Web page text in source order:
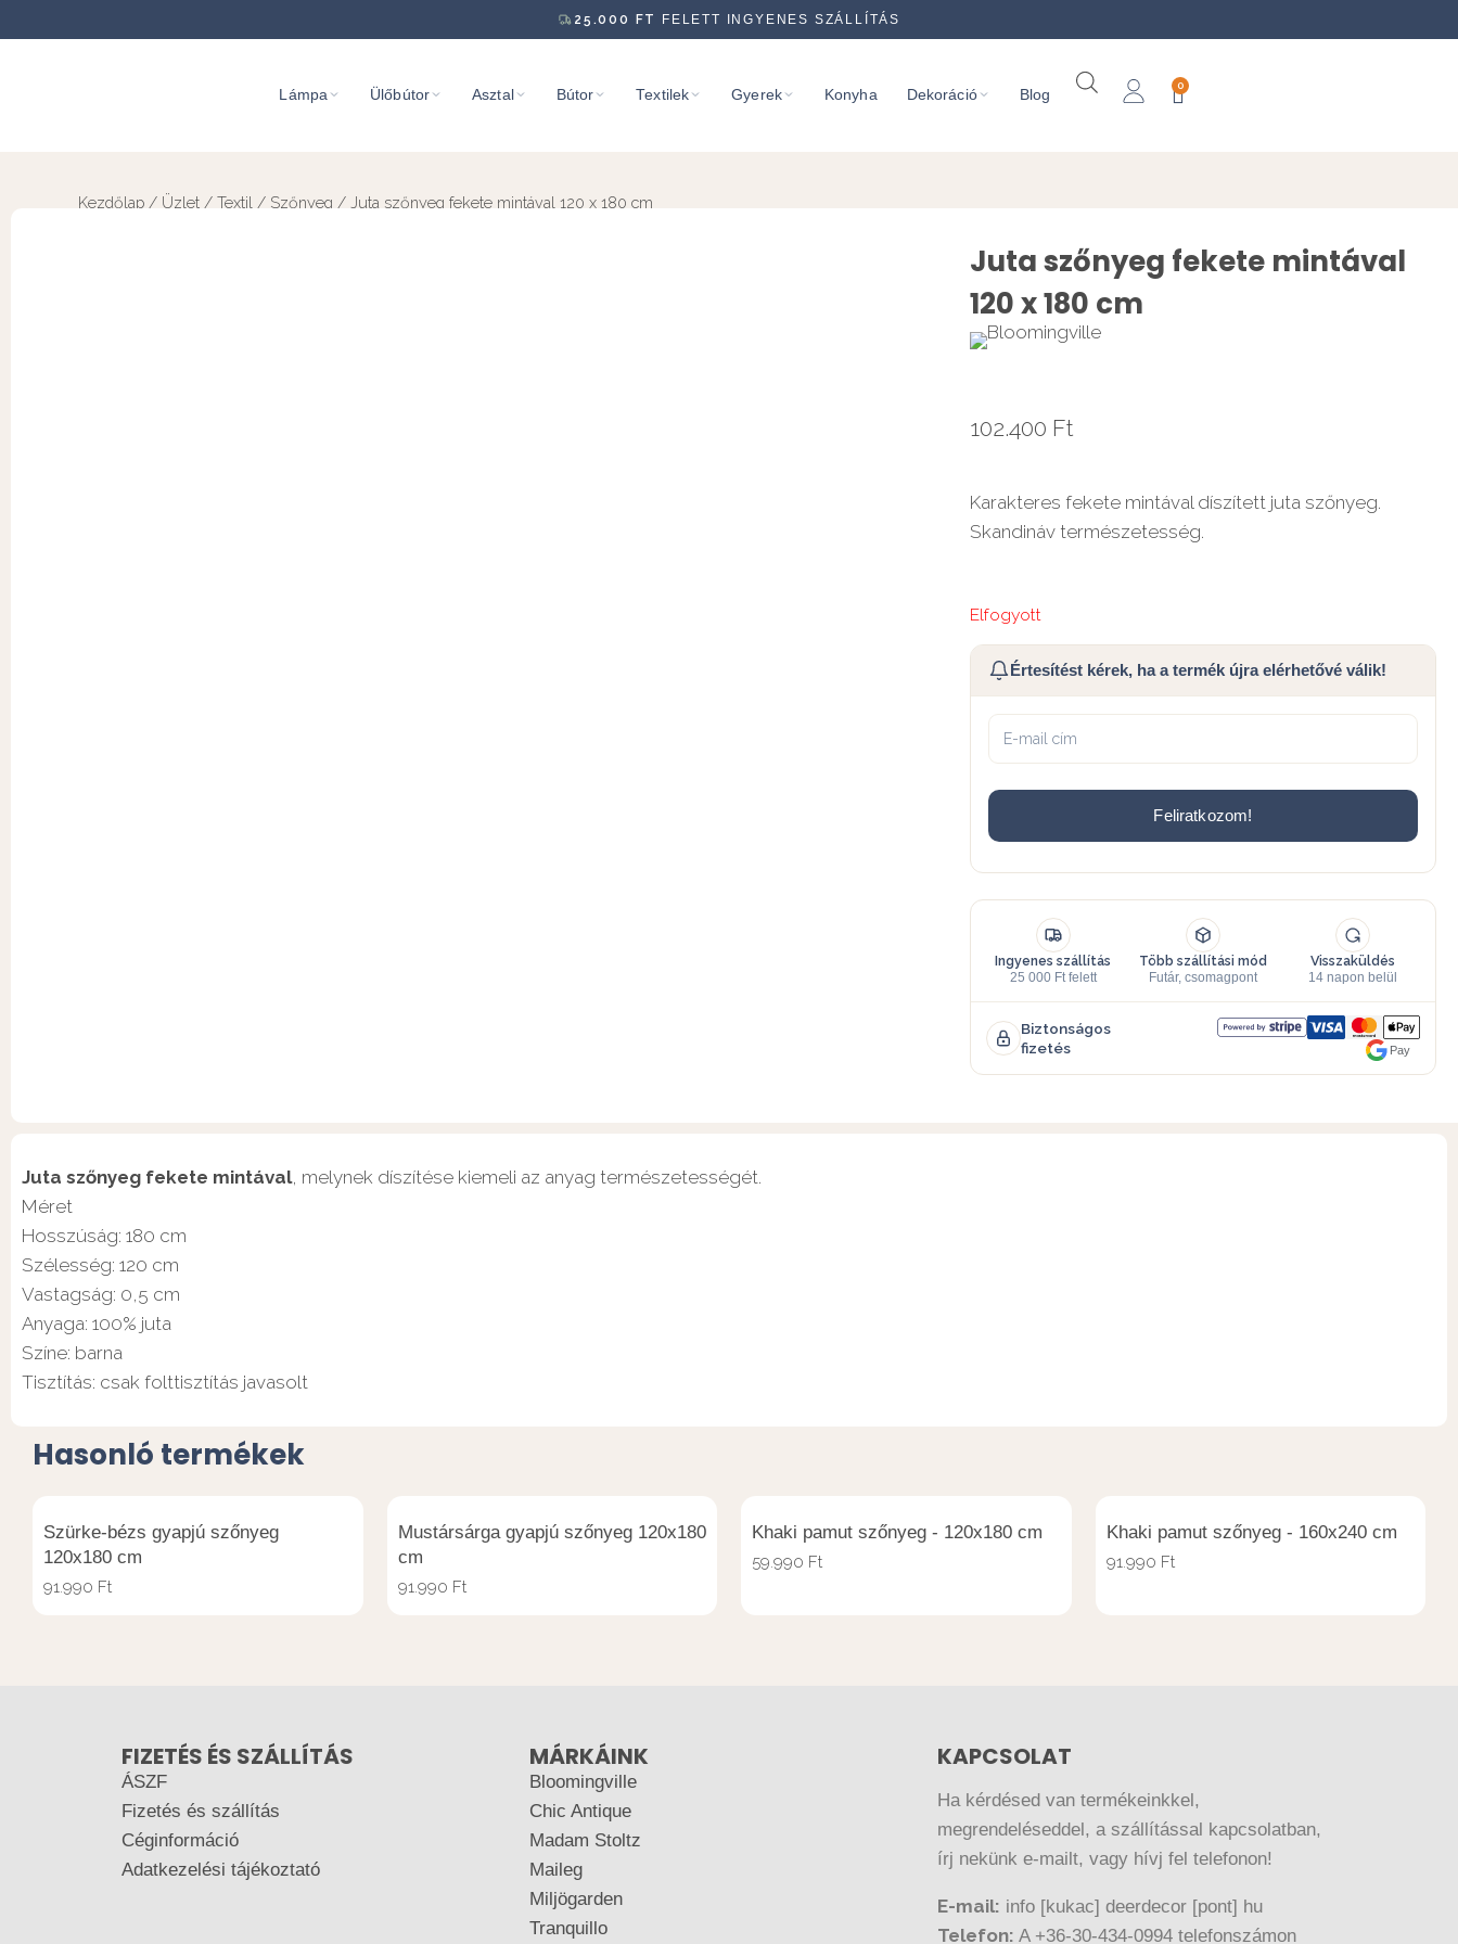
25.000 FT FELETT INGYENES SZÁLLÍTÁS
Lámpa Ülőbútor Asztal Bútor Textilek Gyerek Konyha Dekoráció Blog
0
Kezdőlap / Üzlet / Textil / Szőnyeg / Juta szőnyeg fekete mintával 120 x 180 cm
Juta szőnyeg fekete mintával
120 x 180 cm
102.400 Ft
Karakteres fekete mintával díszített juta szőnyeg.
Skandináv természetesség.
Elfogyott
Értesítést kérek, ha a termék újra elérhetővé válik!
Feliratkozom!
Ingyenes szállítás
25 000 Ft felett
Több szállítási mód
Futár, csomagpont
Visszaküldés
14 napon belül
Biztonságos
fizetés
Pay
Juta szőnyeg fekete mintával, melynek díszítése kiemeli az anyag természetességét.
Méret
Hosszúság: 180 cm
Szélesség: 120 cm
Vastagság: 0,5 cm
Anyaga: 100% juta
Színe: barna
Tisztítás: csak folttisztítás javasolt
Hasonló termékek
Szürke-bézs gyapjú szőnyeg
120x180 cm
91.990 Ft
Mustársárga gyapjú szőnyeg 120x180
cm
91.990 Ft
Khaki pamut szőnyeg - 120x180 cm
59.990 Ft
Khaki pamut szőnyeg - 160x240 cm
91.990 Ft
FIZETÉS ÉS SZÁLLÍTÁS
ÁSZF
Fizetés és szállítás
Céginformáció
Adatkezelési tájékoztató
MÁRKÁINK
Bloomingville
Chic Antique
Madam Stoltz
Maileg
Miljögarden
Tranquillo
KAPCSOLAT
Ha kérdésed van termékeinkkel,
megrendeléseddel, a szállítással kapcsolatban,
írj nekünk e-mailt, vagy hívj fel telefonon!
E-mail: info [kukac] deerdecor [pont] hu
Telefon: A +36-30-434-0994 telefonszámon